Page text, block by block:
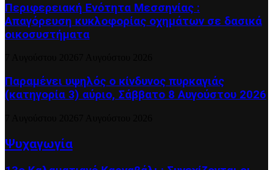
Περιφερειακή Ενότητα Μεσσηνίας :
Απαγόρευση κυκλοφορίας οχημάτων σε δασικά
οικοσυστήματα
Παραμένει υψηλός ο κίνδυνος πυρκαγιάς
(κατηγορία 3) αύριο, Σάββατο 8 Αυγούστου 2026
Ψυχαγωγία